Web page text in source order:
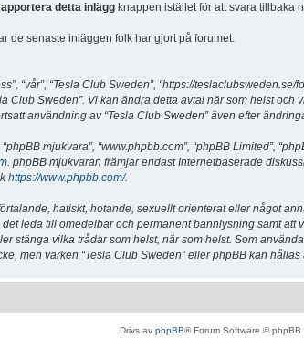
detta inlägg knappen istället för att svara tillbaka
de senaste inläggen folk har gjort på forumet.
“vår”, “Tesla Club Sweden”, “https://
Club Sweden”. Vi kan ändra detta avtal när som helst
användning av “Tesla Club Sweden” även efter
mjukvara”, “www.phpbb.com”, “phpBB Limited”,
. phpBB mjukvaran främjar endast Internetbaserade
https://www.phpbb.com/.
hatiskt, hotande, sexuellt orienterat eller något
leda till omedelbar och permanent bannlysning samt
stänga vilka trådar som helst, när som helst. Som
men varken “Tesla Club Sweden” eller phpBB kan
Drivs av phpBB® Forum Software © phpBB